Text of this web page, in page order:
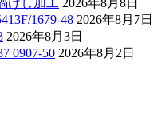
けし加工 2026年8月8日
1679-48 2026年8月7日
2026年8月3日
0907-50 2026年8月2日